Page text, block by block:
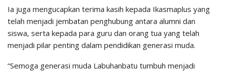
Ia juga mengucapkan terima kasih kepada Ikasmaplus yang
telah menjadi jembatan penghubung antara alumni dan
siswa, serta kepada para guru dan orang tua yang telah
menjadi pilar penting dalam pendidikan generasi muda.
“Semoga generasi muda Labuhanbatu tumbuh menjadi